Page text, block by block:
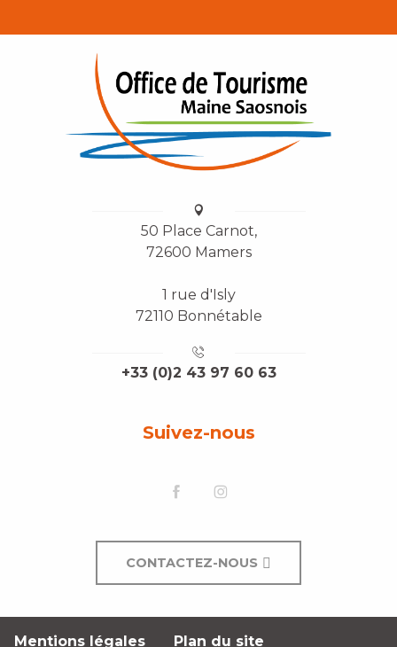
50 Place Carnot,
72600 Mamers
1 rue d'Isly
72110 Bonnétable
+33 (0)2 43 97 60 63
Suivez-nous
CONTACTEZ-NOUS
Mentions légales Plan du site